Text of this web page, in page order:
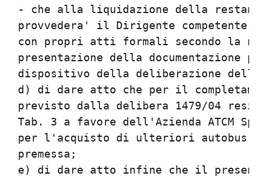
- che alla liquidazione della restante
provvedera' il Dirigente competente
con propri atti formali secondo la
presentazione della documentazione
dispositivo della deliberazione della
d) di dare atto che per il
previsto dalla delibera 1479/04
Tab. 3 a favore dell'Azienda ATCM
per l'acquisto di ulteriori autobus
premessa;
e) di dare atto infine che il